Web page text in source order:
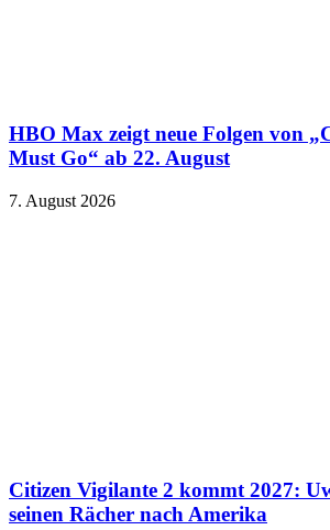
HBO Max zeigt neue Folgen von
Must Go“ ab 22. August
7. August 2026
Citizen Vigilante 2 kommt 2027:
seinen Rächer nach Amerika